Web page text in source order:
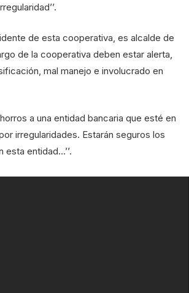
de esta cooperativa, es alcalde de
de la cooperativa deben estar alerta,
mal manejo e involucrado en
a una entidad bancaria que esté en
irregularidades. Estarán seguros los
entidad…’’.